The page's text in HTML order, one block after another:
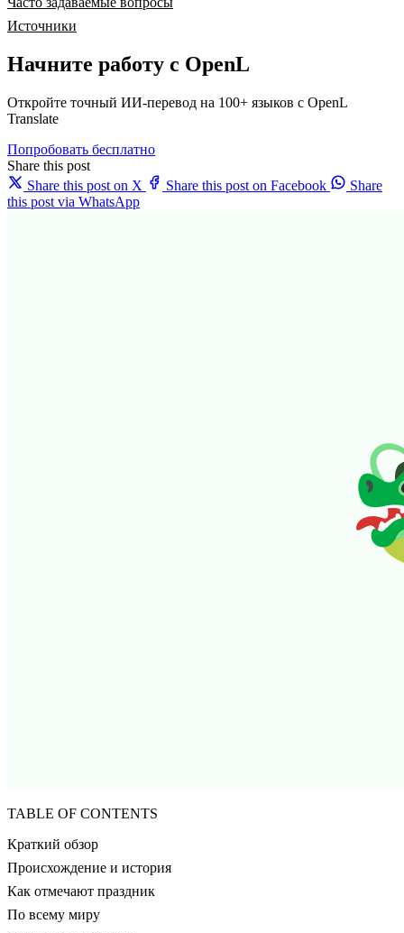
Источники
Начните работу с OpenL
Откройте точный ИИ-перевод на 100+ языков с OpenL
Translate
Попробовать бесплатно
Share this post
Share this post on X
Share this post on Facebook
Share
this post via WhatsApp
TABLE OF CONTENTS
Краткий обзор
Происхождение и история
Как отмечают праздник
По всему миру